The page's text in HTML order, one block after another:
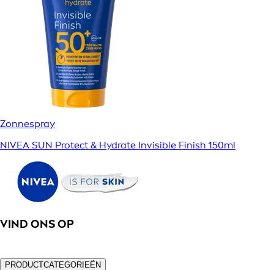
Zonnespray
NIVEA SUN Protect & Hydrate Invisible Finish 150ml
VIND ONS OP
PRODUCTCATEGORIEËN